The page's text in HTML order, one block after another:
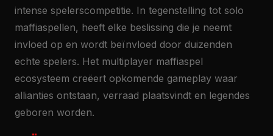
intense spelerscompetitie. In tegenstelling tot solo
maffiaspellen, heeft elke beslissing die je neemt
invloed op en wordt beïnvloed door duizenden
echte spelers. Het multiplayer maffiaspel
ecosysteem creëert opkomende gameplay waar
allianties ontstaan, verraad plaatsvindt en legendes
geboren worden.